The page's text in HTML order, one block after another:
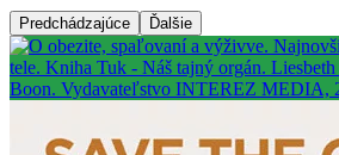
Predchádzajúce Ďalšie